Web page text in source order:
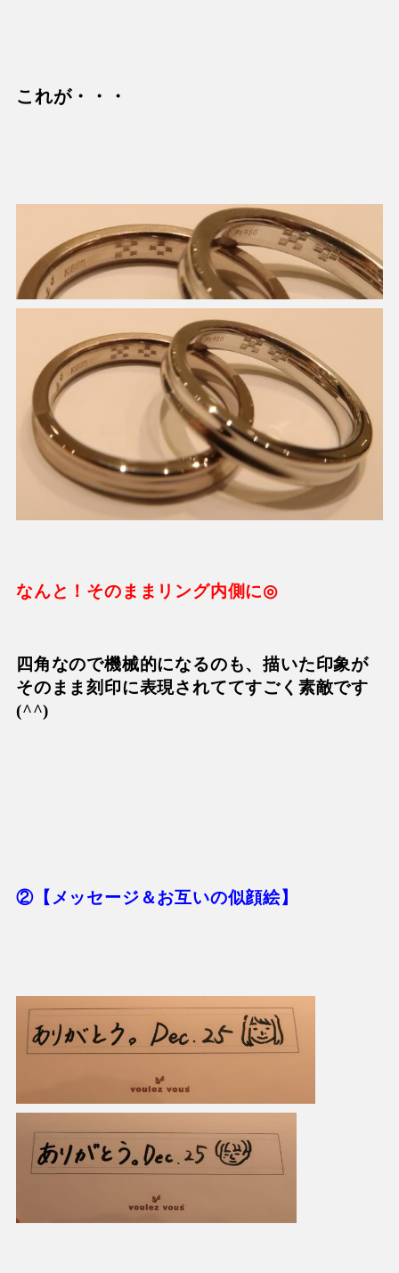
これが・・・
なんと！そのままリング内側に◎
四角なので機械的になるのも、描いた印象が
そのまま刻印に表現されててすごく素敵です
(^^)
②【メッセージ＆お互いの似顔絵】